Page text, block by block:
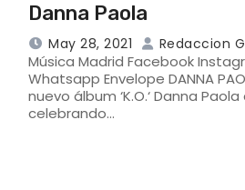
Danna Paola
May 28, 2021 Redaccion
Música Madrid Facebook
Whatsapp Envelope DANNA
nuevo álbum ‘K.O.‘ Danna
celebrando…